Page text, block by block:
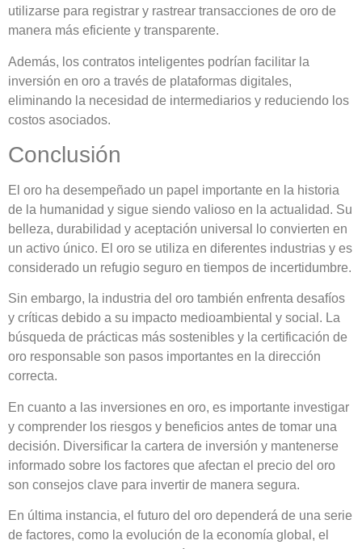
utilizarse para registrar y rastrear transacciones de oro de
manera más eficiente y transparente.
Además, los contratos inteligentes podrían facilitar la
inversión en oro a través de plataformas digitales,
eliminando la necesidad de intermediarios y reduciendo los
costos asociados.
Conclusión
El oro ha desempeñado un papel importante en la historia
de la humanidad y sigue siendo valioso en la actualidad. Su
belleza, durabilidad y aceptación universal lo convierten en
un activo único. El oro se utiliza en diferentes industrias y es
considerado un refugio seguro en tiempos de incertidumbre.
Sin embargo, la industria del oro también enfrenta desafíos
y críticas debido a su impacto medioambiental y social. La
búsqueda de prácticas más sostenibles y la certificación de
oro responsable son pasos importantes en la dirección
correcta.
En cuanto a las inversiones en oro, es importante investigar
y comprender los riesgos y beneficios antes de tomar una
decisión. Diversificar la cartera de inversión y mantenerse
informado sobre los factores que afectan el precio del oro
son consejos clave para invertir de manera segura.
En última instancia, el futuro del oro dependerá de una serie
de factores, como la evolución de la economía global, el